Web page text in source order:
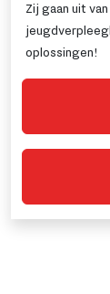
Zij gaan uit
oplossingen!